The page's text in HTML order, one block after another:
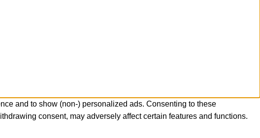
and to show (non-) personalized ads. Consenting to these
consent, may adversely affect certain features and functions.